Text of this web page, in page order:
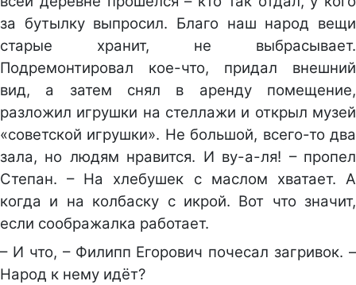
за бутылку выпросил. Благо наш народ вещи
старые хранит, не выбрасывает.
Подремонтировал кое-что, придал внешний
вид, а затем снял в аренду помещение,
разложил игрушки на стеллажи и открыл музей
«советской игрушки». Не большой, всего-то два
зала, но людям нравится. И ву-а-ля! – пропел
Степан. – На хлебушек с маслом хватает. А
когда и на колбаску с икрой. Вот что значит,
если соображалка работает.
– И что, – Филипп Егорович почесал загривок. –
Народ к нему идёт?